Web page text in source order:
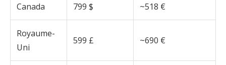
Canada 799 $ ~518 €
Royaume-
Uni
599 £ ~690 €